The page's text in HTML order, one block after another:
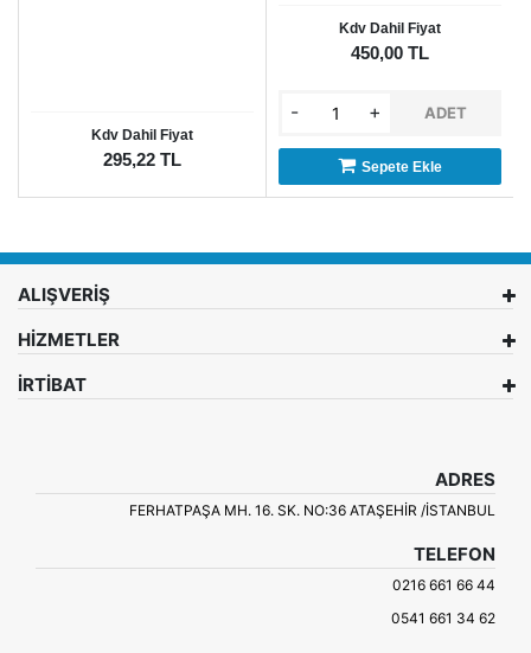
Kdv Dahil Fiyat
295,22 TL
Kdv Dahil Fiyat
450,00 TL
- + ADET
Sepete Ekle
ALIŞVERİŞ
HİZMETLER
İRTİBAT
ADRES
FERHATPAŞA MH. 16. SK. NO:36 ATAŞEHIR /İSTANBUL
TELEFON
0216 661 66 44
0541 661 34 62